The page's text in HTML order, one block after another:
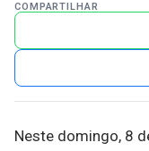
COMPARTILHAR
Neste domingo, 8